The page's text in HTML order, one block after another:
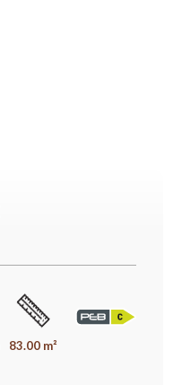
83.00 m²